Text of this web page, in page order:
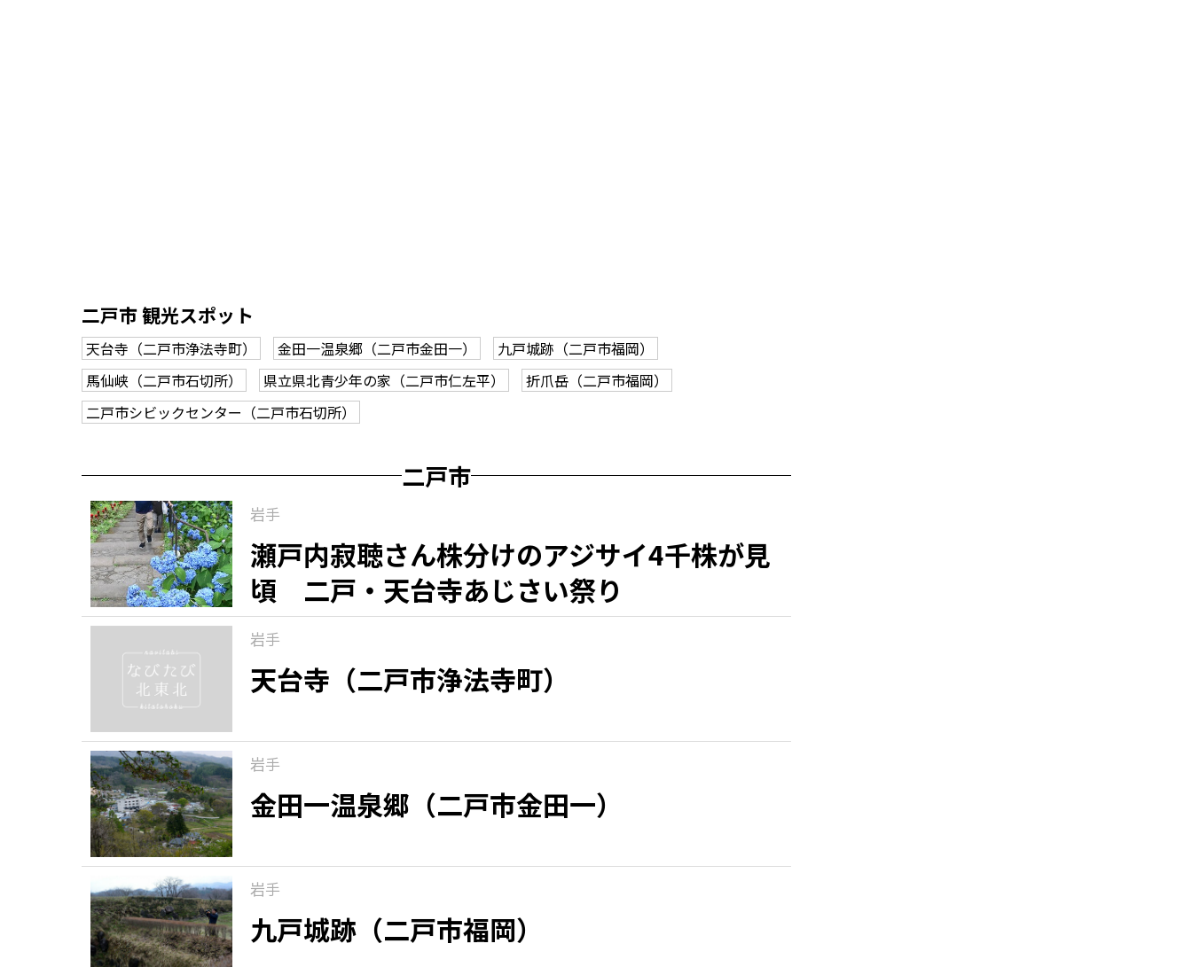
二戸市 観光スポット
天台寺（二戸市浄法寺町） 金田一温泉郷（二戸市金田一）
九戸城跡（二戸市福岡）
馬仙峡（二戸市石切所）
県立県北青少年の家（二戸市仁左平）
折爪岳（二戸市福岡）
二戸市シビックセンター（二戸市石切所）
二戸市
岩手
瀬戸内寂聴さん株分けのアジサイ4千株が見
頃 二戸・天台寺あじさい祭り
岩手
天台寺（二戸市浄法寺町）
岩手
金田一温泉郷（二戸市金田一）
岩手
九戸城跡（二戸市福岡）